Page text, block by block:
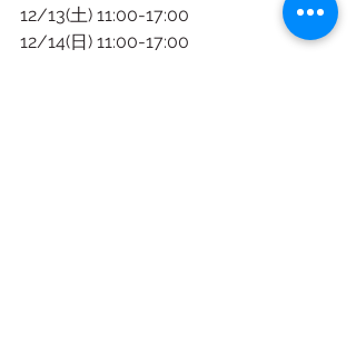
12/13(土) 11:00-17:00
12/14(日) 11:00-17:00